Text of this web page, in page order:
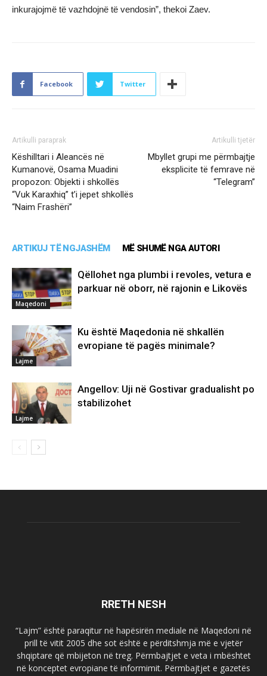
inkurajojmë të vazhdojnë të vendosin”, thekoi Zaev.
Facebook Twitter
Artikulli paraprak
Këshilltari i Aleancës në
Kumanovë, Osama Muadini
propozon: Objekti i shkollës
“Vuk Karaxhiq” t’i jepet shkollës
“Naim Frashëri”
Artikulli tjetër
Mbyllet grupi me përmbajtje
eksplicite të femrave në
“Telegram”
ARTIKUJ TË NGJASHËM MË SHUMË NGA AUTORI
Maqedoni
Qëllohet nga plumbi i revoles, vetura e
parkuar në oborr, në rajonin e Likovës
Lajme
Ku është Maqedonia në shkallën
evropiane të pagës minimale?
Lajme
Angellov: Uji në Gostivar gradualisht po
stabilizohet
RRETH NESH
“Lajm” është paraqitur në hapësirën mediale në Maqedoni në
prill të vitit 2005 dhe sot është e përditshmja më e vjetër
shqiptare që mbijeton në treg. Përmbajtjet e veta i mbështet
në konceptet evropiane të informimit. Përmbajtjet e gazetës